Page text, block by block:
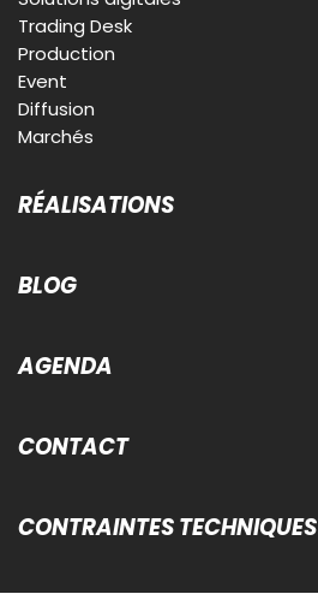
Trading Desk
Production
Event
Diffusion
Marchés
RÉALISATIONS
BLOG
AGENDA
CONTACT
CONTRAINTES TECHNIQUES